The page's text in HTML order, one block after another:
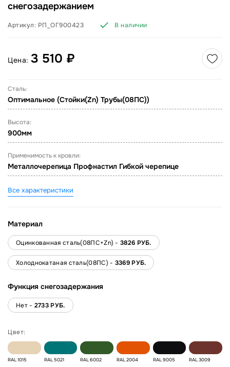
снегозадержанием
Артикул: РП_ОГ900423 В наличии
Цена: 3 510 ₽
Сталь:
Оптимальное (Стойки(Zn) Трубы(08ПС))
Высота:
900мм
Применимость к кровли:
Металлочерепица Профнастил Гибкой черепице
Все характеристики
Материал
Оцинкованная сталь(08ПС+Zn) - 3826 РУБ.
Холоднокатаная сталь(08ПС) - 3369 РУБ.
Функция снегозадержания
Нет - 2733 РУБ.
Цвет:
RAL 1015 RAL 5021 RAL 6002 RAL 2004 RAL 9005 RAL 3009